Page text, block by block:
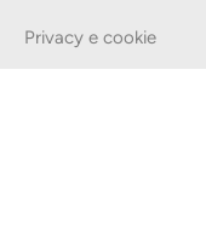
Privacy e cookie